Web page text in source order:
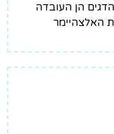
הן העובדה
האלצהיימר